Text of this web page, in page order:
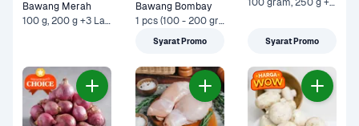
Bawang Merah
100 g, 200 g +3 Lainnya
Bawang Bombay
1 pcs (100 - 200 gram), 500 g +3 Lainnya
Syarat Promo Syarat Promo